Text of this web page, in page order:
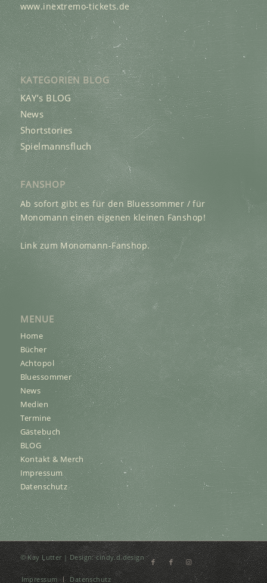
www.inextremo-tickets.de
KATEGORIEN BLOG
KAY’s BLOG
News
Shortstories
Spielmannsfluch
FANSHOP
Ab sofort gibt es für den Bluessommer / für
Monomann einen eigenen kleinen Fanshop!
Link zum Monomann-Fanshop.
MENUE
Home
Bücher
Achtopol
Bluessommer
News
Medien
Termine
Gästebuch
BLOG
Kontakt & Merch
Impressum
Datenschutz
© Kay Lutter | Design:cindy.d.design
Impressum Datenschutz